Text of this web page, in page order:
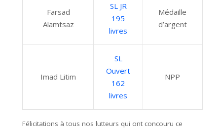
Farsad
Alamtsaz
SL JR
195
livres
Médaille
d’argent
Imad Litim
SL
Ouvert
162
livres
NPP
Félicitations à tous nos lutteurs qui ont concouru ce